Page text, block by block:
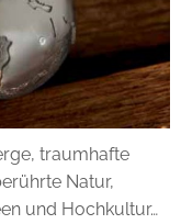
traumhafte
Natur,
und Hochkultur…